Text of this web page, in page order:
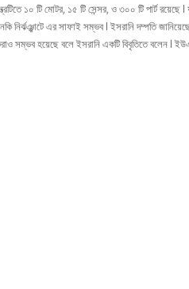
১০ টি মোটর, ১৫ টি সেন্সর, ও ৩০০ টি পার্ট রয়েছে l
নির্ঝঞ্ঝাটে এর সাফাই সম্ভব l ইসরানি দম্পতি
সম্ভব হয়েছে বলে ইসরানি একটি বিবৃতিতে বলেন l